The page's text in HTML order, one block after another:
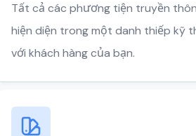
Tất cả các phương tiện truyền
hiện diện trong một danh thiếp kỹ
với khách hàng của bạn.